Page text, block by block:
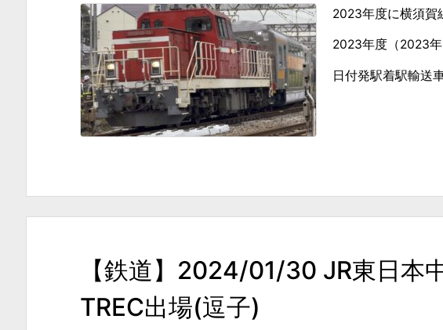
2023年度に横須賀
2023年度（2023
日付発駅着駅輸送
【鉄道】2024/01/30 JR東日本
TREC出場(逗子)